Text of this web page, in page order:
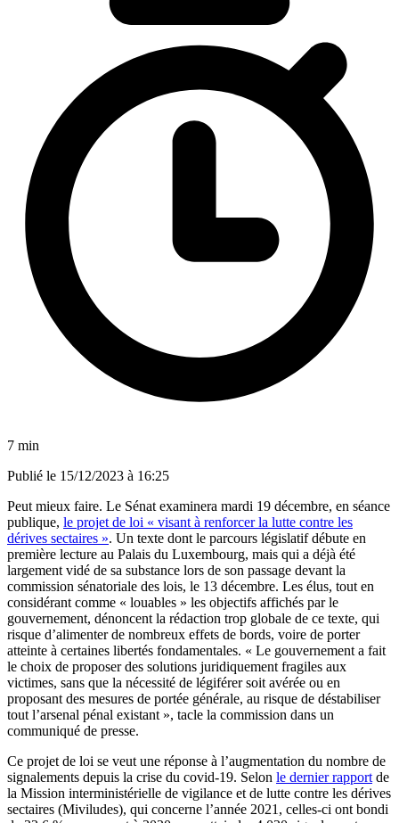
7 min
Publié le 15/12/2023 à 16:25
Peut mieux faire. Le Sénat examinera mardi 19 décembre, en séance
publique, le projet de loi « visant à renforcer la lutte contre les
dérives sectaires ». Un texte dont le parcours législatif débute en
première lecture au Palais du Luxembourg, mais qui a déjà été
largement vidé de sa substance lors de son passage devant la
commission sénatoriale des lois, le 13 décembre. Les élus, tout en
considérant comme « louables » les objectifs affichés par le
gouvernement, dénoncent la rédaction trop globale de ce texte, qui
risque d’alimenter de nombreux effets de bords, voire de porter
atteinte à certaines libertés fondamentales. « Le gouvernement a fait
le choix de proposer des solutions juridiquement fragiles aux
victimes, sans que la nécessité de légiférer soit avérée ou en
proposant des mesures de portée générale, au risque de déstabiliser
tout l’arsenal pénal existant », tacle la commission dans un
communiqué de presse.
Ce projet de loi se veut une réponse à l’augmentation du nombre de
signalements depuis la crise du covid-19. Selon le dernier rapport de
la Mission interministérielle de vigilance et de lutte contre les dérives
sectaires (Miviludes), qui concerne l’année 2021, celles-ci ont bondi